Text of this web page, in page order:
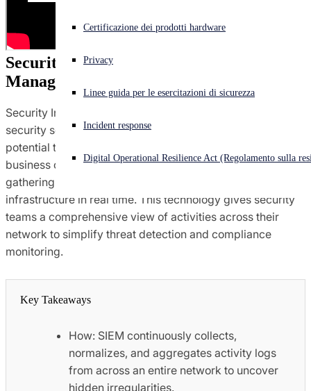
Cyberattacco in corso? Ottieni assistenza immediata
Accedi
Open search
Open language switcher
Certificazione dei prodotti hardware
Privacy
Linee guida per le esercitazioni di sicurezza
Incident response
Digital Operational Resilience Act (Regolamento sulla
Security Information and Event
Management (SIEM) Defined
Security Information and Event Management (SIEM) is a
security solution that helps organizations recognize
potential threats and vulnerabilities before they disrupt
business operations. It acts as a centralized platform,
gathering and analyzing log data from an entire digital
infrastructure in real time. This technology gives security
teams a comprehensive view of activities across their
network to simplify threat detection and compliance
monitoring.
Key Takeaways
How: SIEM continuously collects,
normalizes, and aggregates activity logs
from across an entire network to uncover
hidden irregularities.